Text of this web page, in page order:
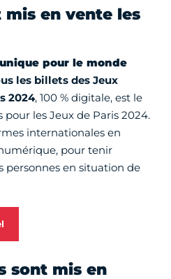
en vente les
pour le monde
les billets des Jeux
2024, 100 % digitale, est le
pour les Jeux de Paris 2024.
internationales en
pour tenir
personnes en situation de
sont mis en